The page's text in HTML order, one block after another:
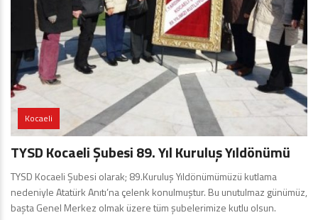
Kocaeli
TYSD Kocaeli Şubesi 89. Yıl Kuruluş Yıldönümü
TYSD Kocaeli Şubesi olarak; 89.Kuruluş Yıldönümümüzü kutlama
nedeniyle Atatürk Anıtı’na çelenk konulmuştur. Bu unutulmaz günümüz,
başta Genel Merkez olmak üzere tüm şubelerimize kutlu olsun.